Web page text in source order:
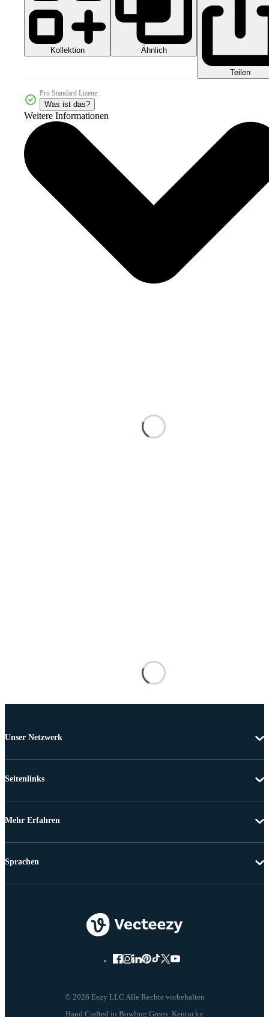
Kollektion Ähnlich
Teilen
Pro Standard Lizenz
Was ist das?
Weitere Informationen
Unser Netzwerk
Seitenlinks
Mehr Erfahren
© 2026 Eezy LLC Alle Rechte vorbehalten
Sprachen